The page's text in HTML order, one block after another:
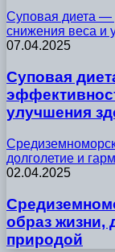
Суповая диета —
снижения веса и
07.04.2025
Суповая
улучшения
долголетие и
02.04.2025
образ жизни,
природой